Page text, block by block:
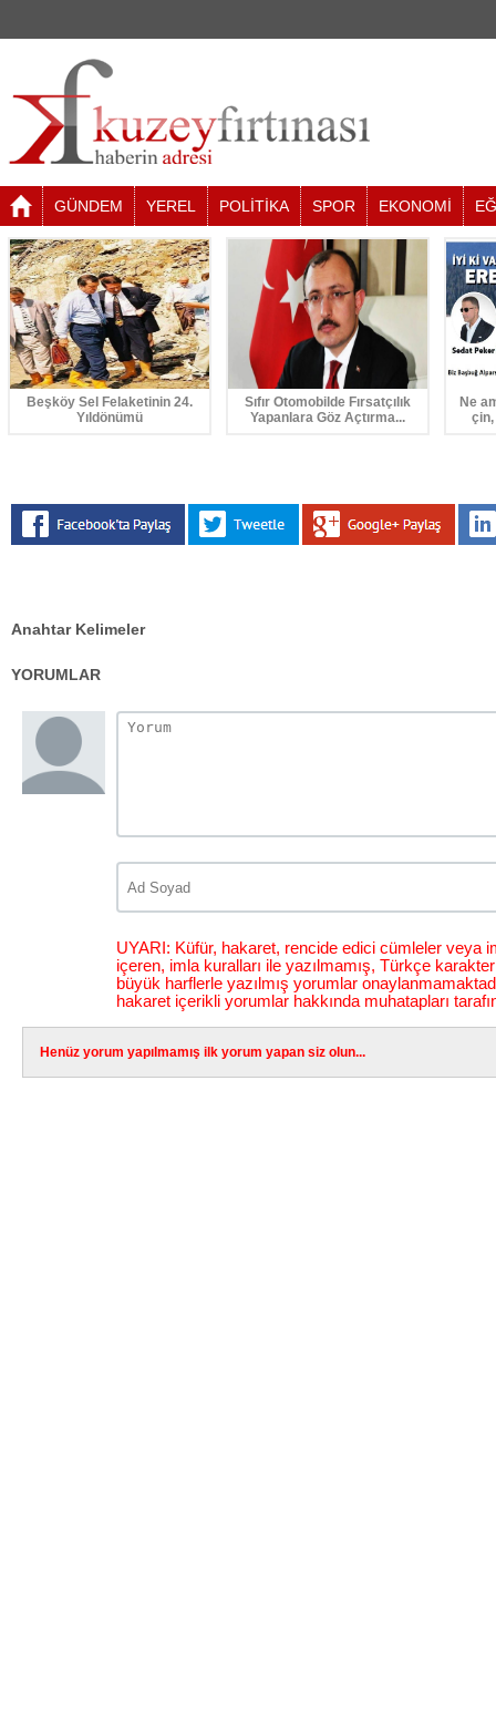
GÜNDEM YEREL POLİTİKA SPOR EKONOMİ
Beşköy Sel Felaketinin 24.
Yıldönümü
Sıfır Otomobilde Fırsatçılık
Yapanlara Göz Açtırma...
Ne
Anahtar Kelimeler
YORUMLAR
UYARI: Küfür, hakaret, rencide edici cümleler veya
içeren, imla kuralları ile yazılmamış, Türkçe
büyük harflerle yazılmış yorumlar
hakaret içerikli yorumlar hakkında muhatapları
Henüz yorum yapılmamış ilk yorum yapan siz olun...